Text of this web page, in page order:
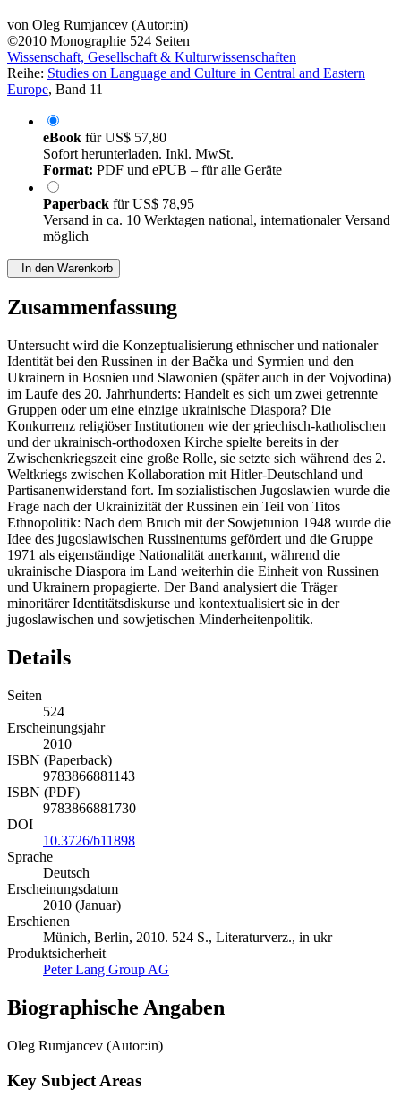
von Oleg Rumjancev (Autor:in)
©2010 Monographie 524 Seiten
Wissenschaft, Gesellschaft & Kulturwissenschaften
Reihe: Studies on Language and Culture in Central and Eastern
Europe, Band 11
eBook fürUS$ 57,80
Sofort herunterladen. Inkl. MwSt.
Format: PDF und ePUB – für alle Geräte
Paperback fürUS$ 78,95
Versand in ca. 10 Werktagen national, internationaler Versand
möglich
In den Warenkorb
Zusammenfassung
Untersucht wird die Konzeptualisierung ethnischer und nationaler
Identität bei den Russinen in der Bačka und Syrmien und den
Ukrainern in Bosnien und Slawonien (später auch in der Vojvodina)
im Laufe des 20. Jahrhunderts: Handelt es sich um zwei getrennte
Gruppen oder um eine einzige ukrainische Diaspora? Die
Konkurrenz religiöser Institutionen wie der griechisch-katholischen
und der ukrainisch-orthodoxen Kirche spielte bereits in der
Zwischenkriegszeit eine große Rolle, sie setzte sich während des 2.
Weltkriegs zwischen Kollaboration mit Hitler-Deutschland und
Partisanenwiderstand fort. Im sozialistischen Jugoslawien wurde die
Frage nach der Ukrainizität der Russinen ein Teil von Titos
Ethnopolitik: Nach dem Bruch mit der Sowjetunion 1948 wurde die
Idee des jugoslawischen Russinentums gefördert und die Gruppe
1971 als eigenständige Nationalität anerkannt, während die
ukrainische Diaspora im Land weiterhin die Einheit von Russinen
und Ukrainern propagierte. Der Band analysiert die Träger
minoritärer Identitätsdiskurse und kontextualisiert sie in der
jugoslawischen und sowjetischen Minderheitenpolitik.
Details
Seiten
524
Erscheinungsjahr
2010
ISBN (Paperback)
9783866881143
ISBN (PDF)
9783866881730
DOI
10.3726/b11898
Sprache
Deutsch
Erscheinungsdatum
2010 (Januar)
Erschienen
Münich, Berlin, 2010. 524 S., Literaturverz., in ukr
Produktsicherheit
Peter Lang Group AG
Biographische Angaben
Oleg Rumjancev (Autor:in)
Key Subject Areas